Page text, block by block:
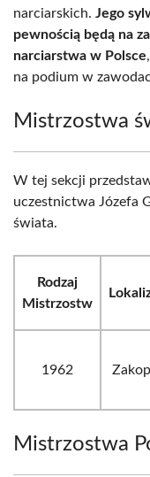
narciarskich. Jego
pewnością będą na
narciarstwa w Polsce
na podium w
Mistrzostwa
W tej sekcji
uczestnictwa Józefa
świata.
Rodzaj
Mistrzostw
1962
Mistrzostwa